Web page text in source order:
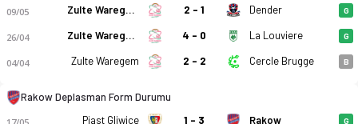
09/05 Zulte Waregem 2 - 1 Dender G
26/04 Zulte Waregem 4 - 0 La Louviere G
04/04 Zulte Waregem 2 - 2 Cercle Brugge B
Rakow Deplasman Form Durumu
Piast Gliwice 1 - 3 Rakow G